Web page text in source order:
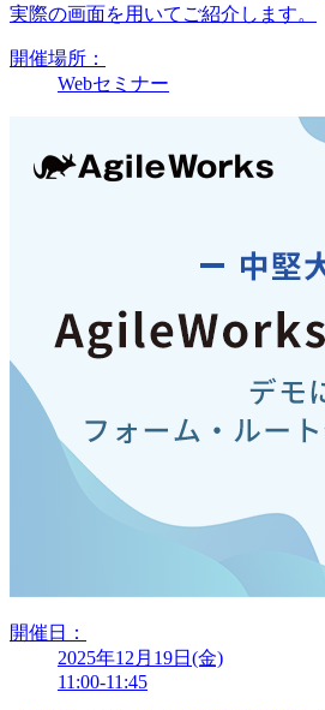
実際の画面を用いてご紹介します。
開催場所：
Webセミナー
開催日：
2025年12月19日(金)
11:00-11:45